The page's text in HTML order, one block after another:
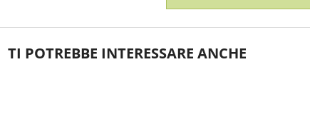
TI POTREBBE INTERESSARE ANCHE